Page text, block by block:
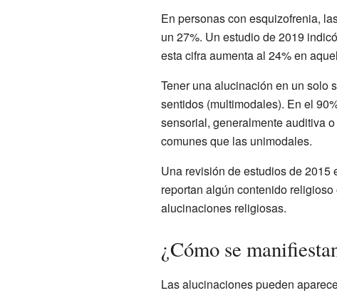
En personas con esquizofrenia,
un 27%. Un estudio de 2019
esta cifra aumenta al 24% en
Tener una alucinación en un solo
sentidos (multimodales). En el
sensorial, generalmente auditiva
comunes que las unimodales.
Una revisión de estudios de
reportan algún contenido
alucinaciones religiosas.
¿Cómo se
Las alucinaciones pueden